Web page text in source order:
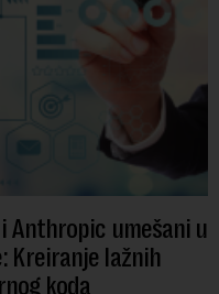
Anthropic umešani u
Kreiranje lažnih
koda